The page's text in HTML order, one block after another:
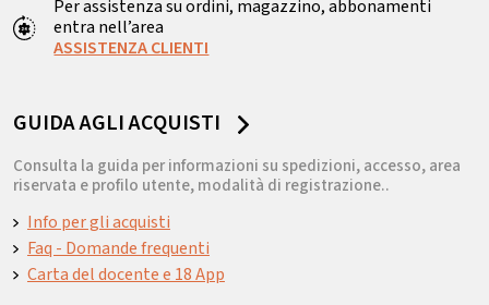
Per assistenza su ordini, magazzino, abbonamenti
entra nell’area
ASSISTENZA CLIENTI
GUIDA AGLI ACQUISTI
Consulta la guida per informazioni su spedizioni, accesso, area
riservata e profilo utente, modalità di registrazione..
Info per gli acquisti
Faq - Domande frequenti
Carta del docente e 18 App